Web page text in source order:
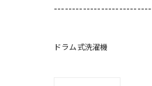
ドラム式洗濯機